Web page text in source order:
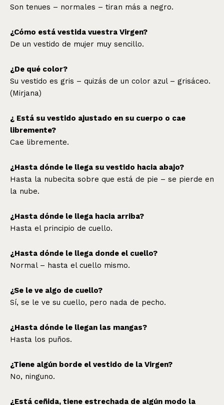
Son tenues – normales – tiran más a negro.
¿Cómo está vestida vuestra Virgen?
De un vestido de mujer muy sencillo.
¿De qué color?
Su vestido es gris – quizás de un color azul – grisáceo.
(Mirjana)
¿ Está su vestido ajustado en su cuerpo o cae
libremente?
Cae libremente.
¿Hasta dónde le llega su vestido hacia abajo?
Hasta la nubecita sobre que está de pie – se pierde en
la nube.
¿Hasta dónde le llega hacia arriba?
Hasta el principio de cuello.
¿Hasta dónde le llega donde el cuello?
Normal – hasta el cuello mismo.
¿Se le ve algo de cuello?
Sí, se le ve su cuello, pero nada de pecho.
¿Hasta dónde le llegan las mangas?
Hasta los puños.
¿Tiene algún borde el vestido de la Virgen?
No, ninguno.
¿Está ceñida, tiene estrechada de algún modo la